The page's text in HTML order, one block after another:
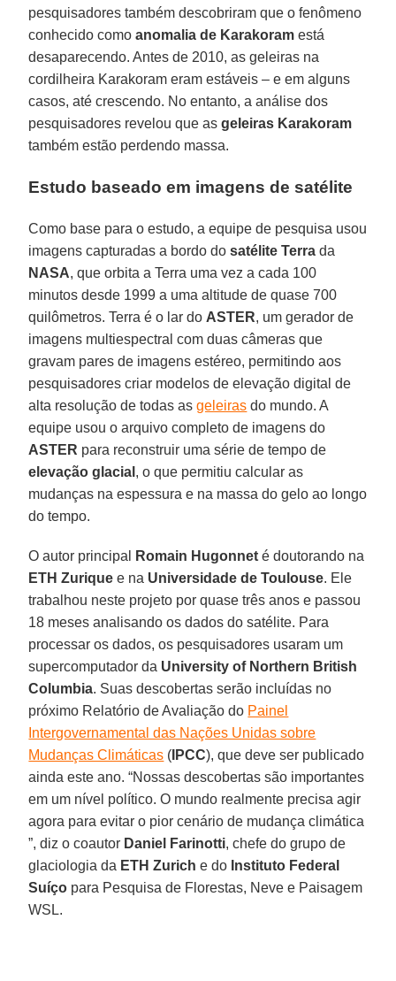
pesquisadores também descobriram que o fenômeno
conhecido comoanomalia de Karakoram está
desaparecendo. Antes de 2010, as geleiras na
cordilheira Karakoram eram estáveis – e em alguns
casos, até crescendo. No entanto, a análise dos
pesquisadores revelou que asgeleiras Karakoram
também estão perdendo massa.
Estudo baseado em imagens de satélite
Como base para o estudo, a equipe de pesquisa usou
imagens capturadas a bordo dosatélite Terra da
NASA, que orbita a Terra uma vez a cada 100
minutos desde 1999 a uma altitude de quase 700
quilômetros. Terra é o lar do ASTER, um gerador de
imagens multiespectral com duas câmeras que
gravam pares de imagens estéreo, permitindo aos
pesquisadores criar modelos de elevação digital de
alta resolução de todas asgeleiras do mundo. A
equipe usou o arquivo completo de imagens do
ASTER para reconstruir uma série de tempo de
elevação glacial , o que permitiu calcular as
mudanças na espessura e na massa do gelo ao longo
do tempo.
O autor principal Romain Hugonnet é doutorando na
ETH Zurique e na Universidade de Toulouse. Ele
trabalhou neste projeto por quase três anos e passou
18 meses analisando os dados do satélite. Para
processar os dados, os pesquisadores usaram um
supercomputador da University of Northern British
Columbia. Suas descobertas serão incluídas no
próximo Relatório de Avaliação do Painel
Intergovernamental das Nações Unidas sobre
Mudanças Climáticas ( IPCC), que deve ser publicado
ainda este ano. “Nossas descobertas são importantes
em um nível político. O mundo realmente precisa agir
agora para evitar o pior cenário de mudança climática
”, diz o coautor Daniel Farinotti, chefe do grupo de
glaciologia da ETH Zurich e do Instituto Federal
Suíço para Pesquisa de Florestas, Neve e Paisagem
WSL.